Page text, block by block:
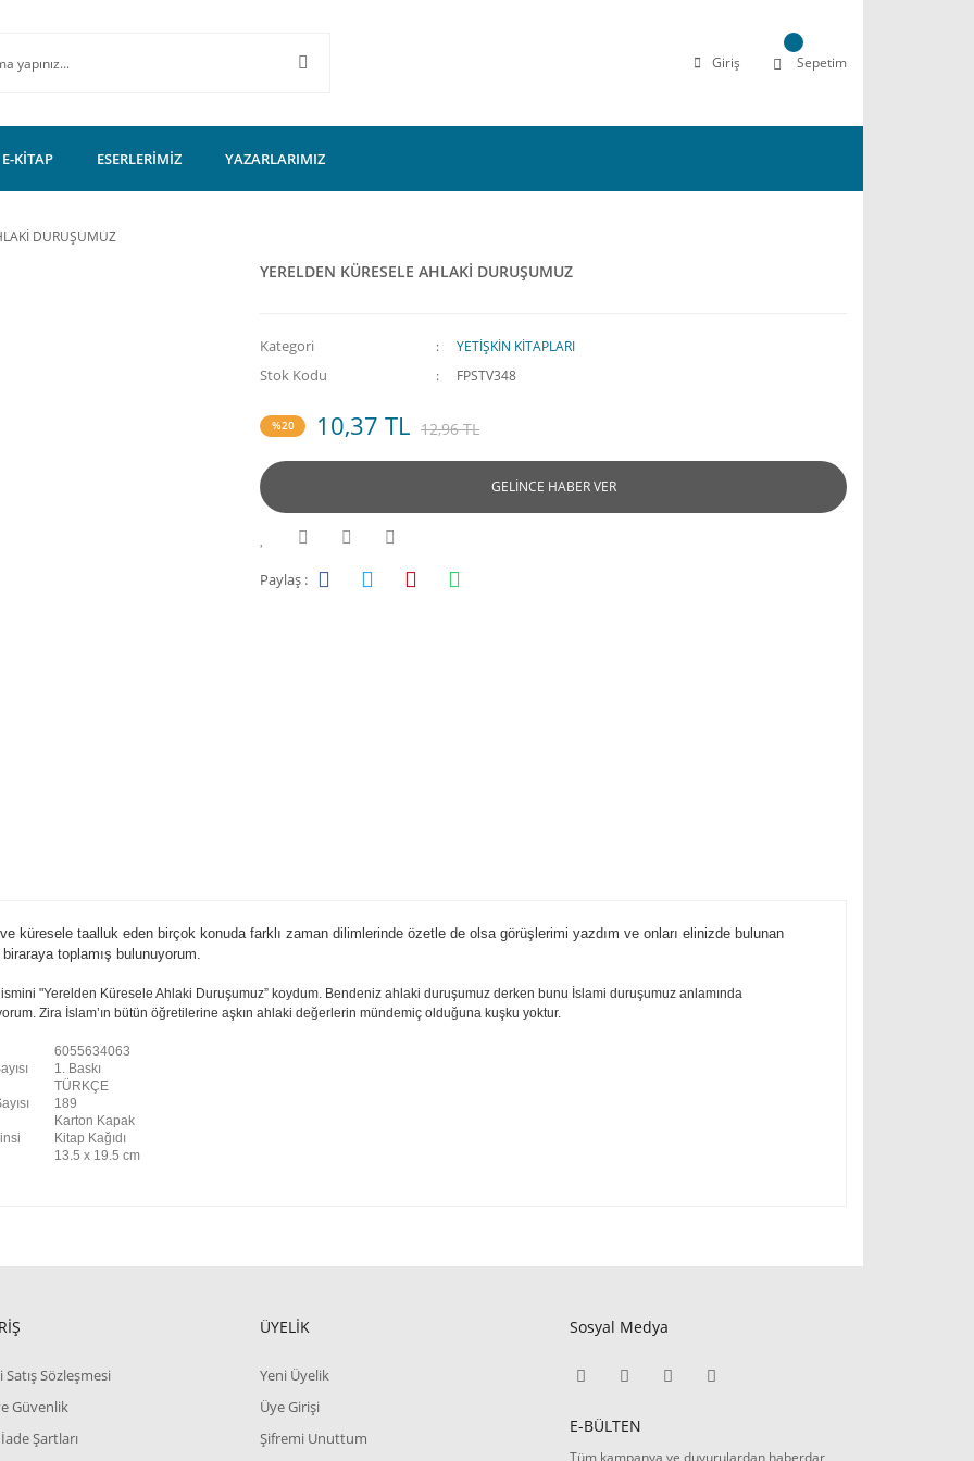
Giriş Sepetim
E-KİTAP ESERLERİMİZ YAZARLARIMIZ
DURUŞUMUZ
YERELDEN KÜRESELE AHLAKİ DURUŞUMUZ
Kategori YETİŞKİN KİTAPLARI
Stok Kodu FPSTV348
%20 10,37 TL 12,96 TL
GELİNCE HABER VER
Paylaş :
küresele taalluk eden birçok konuda farklı zaman dilimlerinde özetle de olsa görüşlerimi yazdım ve onları elinizde bulunan
toplamış bulunuyorum.
ismini "Yerelden Küresele Ahlaki Duruşumuz” koydum. Bendeniz ahlaki duruşumuz derken bunu İslami duruşumuz anlamında
Zira İslam’ın bütün öğretilerine aşkın ahlaki değerlerin mündemiç olduğuna kuşku yoktur.
6055634063
1. Baskı
TÜRKÇE
189
Karton Kapak
Kitap Kağıdı
13.5 x 19.5 cm
Satış Sözleşmesi
Güvenlik
Şartları
ÜYELİK
Yeni Üyelik
Üye Girişi
Şifremi Unuttum
Sosyal Medya
E-BÜLTEN
Tüm kampanya ve duyurulardan haberdar